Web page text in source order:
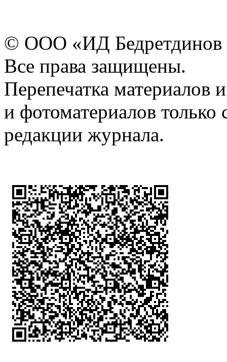
© ООО «ИД
Все права защищены.
Перепечатка материалов
и фотоматериалов
редакции журнала.